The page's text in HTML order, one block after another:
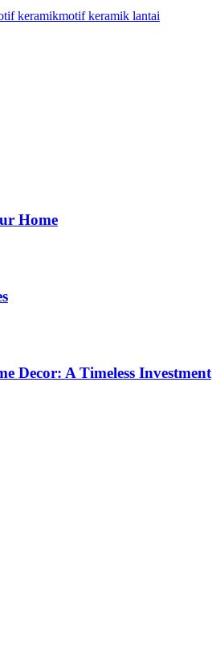
keramikmotif keramik lantai
Home
Decor: A Timeless Investment